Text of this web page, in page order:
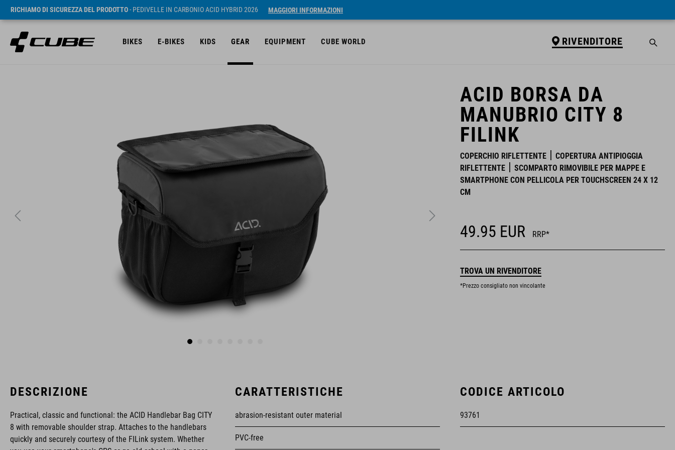
RICHIAMO DI SICUREZZA DEL PRODOTTO- PEDIVELLE IN CARBONIO ACID HYBRID 2026 MAGGIORI INFORMAZIONI
BIKES E-BIKES KIDS GEAR EQUIPMENT CUBE WORLD RIVENDITORE
ACID BORSA DA
MANUBRIO CITY 8
FILINK
COPERCHIO RIFLETTENTE
COPERTURA ANTIPIOGGIA
RIFLETTENTE
SCOMPARTO RIMOVIBILE PER MAPPE E
SMARTPHONE CON PELLICOLA PER TOUCHSCREEN 24 X 12
CM
49.95 EUR RRP*
TROVA UN RIVENDITORE
*Prezzo consigliato non vincolante
DESCRIZIONE
Practical, classic and functional: the ACID Handlebar Bag CITY
8 with removable shoulder strap. Attaches to the handlebars
quickly and securely courtesy of the FILink system. Whether
CARATTERISTICHE
abrasion-resistant outer material
PVC-free
CODICE ARTICOLO
93761